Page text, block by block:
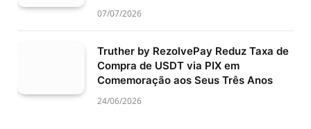
07/07/2026
Truther by RezolvePay Reduz Taxa de
Compra de USDT via PIX em
Comemoração aos Seus Três Anos
24/06/2026